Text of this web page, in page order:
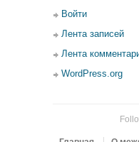
Войти
Лента записей
Лента
WordPress.org